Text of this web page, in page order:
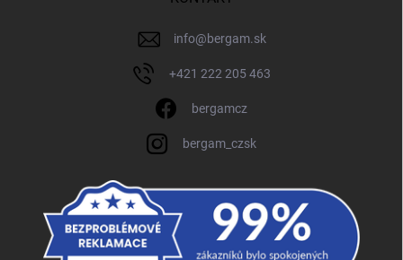
info@bergam.sk
+421 222 205 463
bergamcz
bergam_czsk